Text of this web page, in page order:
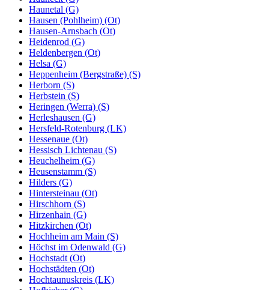
Haunetal (G)
Hausen (Pohlheim) (Ot)
Hausen-Arnsbach (Ot)
Heidenrod (G)
Heldenbergen (Ot)
Helsa (G)
Heppenheim (Bergstraße) (S)
Herborn (S)
Herbstein (S)
Heringen (Werra) (S)
Herleshausen (G)
Hersfeld-Rotenburg (LK)
Hessenaue (Ot)
Hessisch Lichtenau (S)
Heuchelheim (G)
Heusenstamm (S)
Hilders (G)
Hintersteinau (Ot)
Hirschhorn (S)
Hirzenhain (G)
Hitzkirchen (Ot)
Hochheim am Main (S)
Höchst im Odenwald (G)
Hochstadt (Ot)
Hochstädten (Ot)
Hochtaunuskreis (LK)